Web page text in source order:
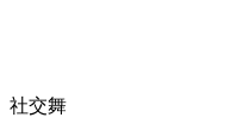
社交舞